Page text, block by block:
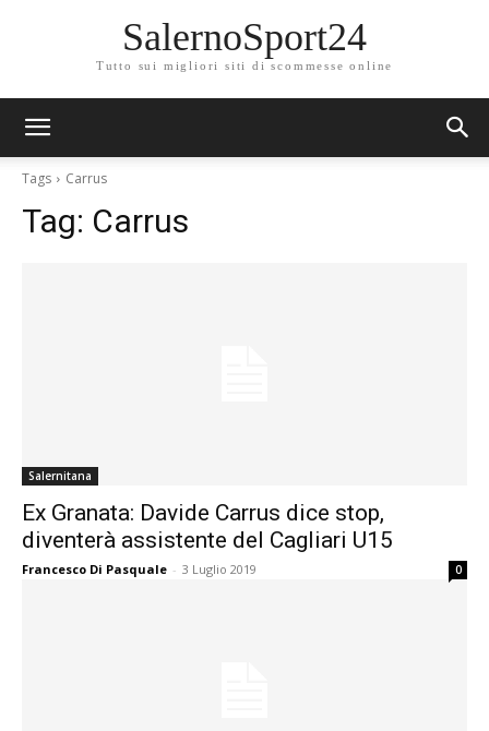
SalernoSport24
Tutto sui migliori siti di scommesse online
Tags Carrus
Tag: Carrus
Salernitana
Ex Granata: Davide Carrus dice stop,
diventerà assistente del Cagliari U15
Francesco Di Pasquale - 3 Luglio 2019 0